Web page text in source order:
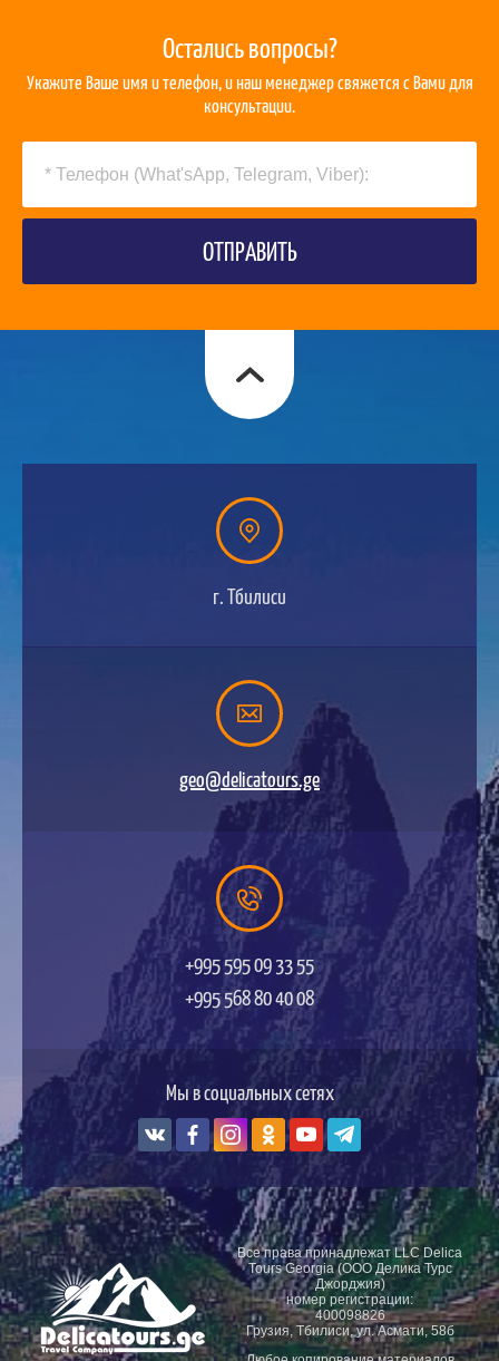
Остались вопросы?
Укажите Ваше имя и телефон, и наш менеджер свяжется с Вами для
консультации.
ОТПРАВИТЬ
г. Тбилиси
geo@delicatours.ge
+995 595 09 33 55
+995 568 80 40 08
Мы в социальных сетях
Все права принадлежат LLC Delica
Tours Georgia (ООО Делика Турс
Джорджия)
номер регистрации:
400098826
Грузия, Тбилиси, ул. Асмати, 58б